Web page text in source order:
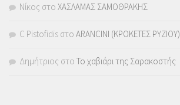
Νίκος στο ΧΑΣΛΑΜΑΣ ΣΑΜΟΘΡΑΚΗΣ
C Pistofidis στο ARANCINI (ΚΡΟΚΕΤΕΣ ΡΥΖΙΟΥ)
Δημήτριος στο Το χαβιάρι της Σαρακοστής